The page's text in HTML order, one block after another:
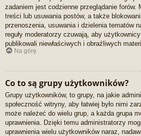
zadaniem jest codzienne przeglądanie forów.
treści lub usuwania postów, a także
przenoszenia, usuwania i dzielenia tematów
reguły moderatorzy czuwają, aby
publikowali niewłaściwych i obraźliwych
Na górę
Co to są grupy użytkowników?
Grupy użytkowników, to grupy, na jakie
społeczność witryny, aby łatwiej było nimi
może należeć do wielu grup, a każda grupa
uprawnienia. Dzięki temu administratorzy
uprawnienia wielu użytkowników naraz,